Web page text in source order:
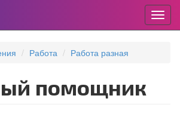
Работа Работа разная
помощник